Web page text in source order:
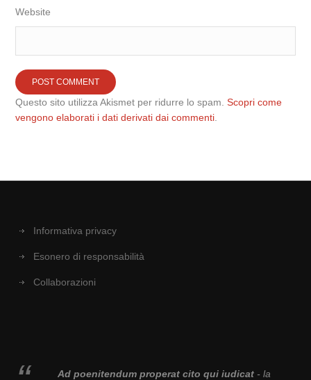
Website
Questo sito utilizza Akismet per ridurre lo spam.Scopri come
vengono elaborati i dati derivati dai commenti
Informativa privacy
Esonero di responsabilità
Collaborazioni
Ad poenitendum properat cito qui iudicat- la